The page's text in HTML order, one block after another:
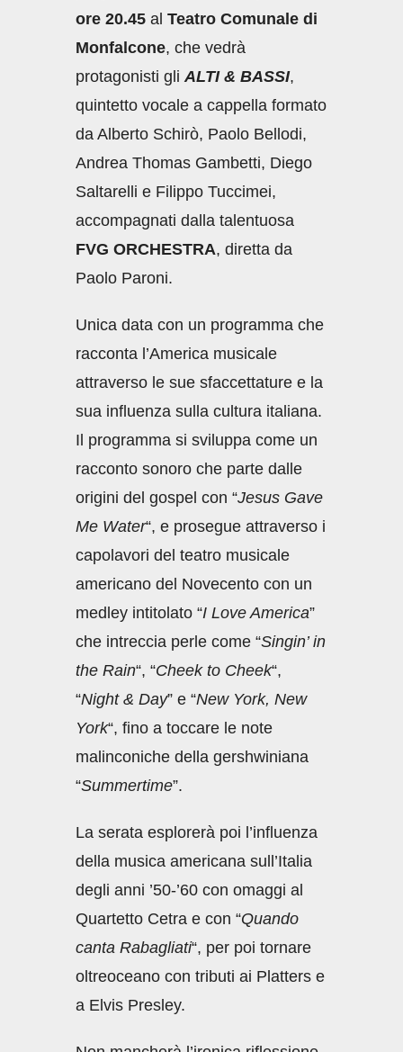
ore 20.45 al Teatro Comunale di
Monfalcone, che vedrà
protagonisti gli ALTI & BASSI,
quintetto vocale a cappella formato
da Alberto Schirò, Paolo Bellodi,
Andrea Thomas Gambetti, Diego
Saltarelli e Filippo Tuccimei,
accompagnati dalla talentuosa
FVG ORCHESTRA, diretta da
Paolo Paroni.
Unica data con un programma che
racconta l’America musicale
attraverso le sue sfaccettature e la
sua influenza sulla cultura italiana.
Il programma si sviluppa come un
racconto sonoro che parte dalle
origini del gospel con “Jesus Gave
Me Water“, e prosegue attraverso i
capolavori del teatro musicale
americano del Novecento con un
medley intitolato “I Love America”
che intreccia perle come “Singin’ in
the Rain“, “Cheek to Cheek“,
“Night & Day” e “New York, New
York“, fino a toccare le note
malinconiche della gershwiniana
“Summertime”.
La serata esplorerà poi l’influenza
della musica americana sull’Italia
degli anni ’50-’60 con omaggi al
Quartetto Cetra e con “Quando
canta Rabagliati“, per poi tornare
oltreoceano con tributi ai Platters e
a Elvis Presley.